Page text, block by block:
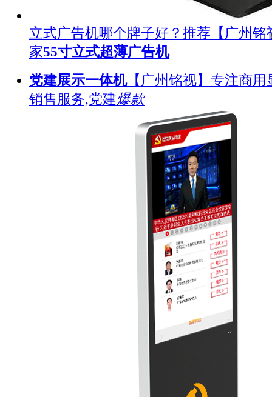
立式广告机哪个牌子好？推荐【广州铭
家55寸立式超薄广告机
党建展示一体机【广州铭视】专注商用
销售服务,党建爆款